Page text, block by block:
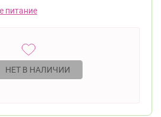
питание
НЕТ В НАЛИЧИИ